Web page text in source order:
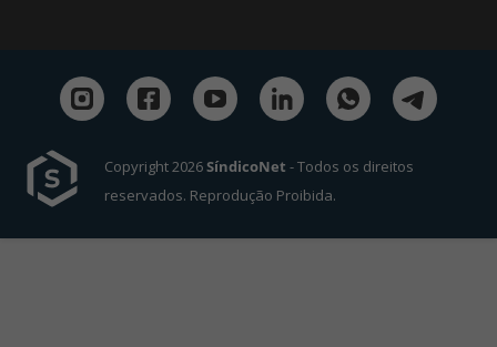
Copyright 2026SíndicoNet - Todos os direitos
reservados. Reprodução Proibida.